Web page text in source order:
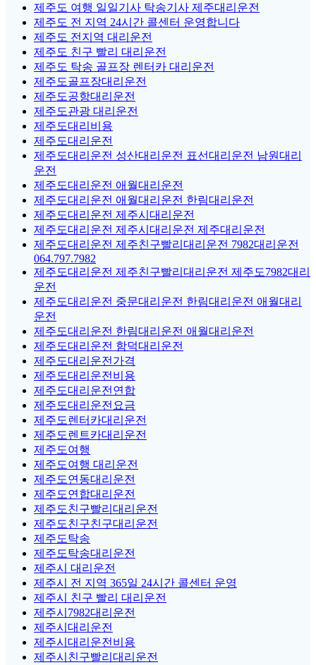
제주도 여행 일일기사 탁송기사 제주대리운전
제주도 전 지역 24시간 콜센터 운영합니다
제주도 전지역 대리운전
제주도 친구 빨리 대리운전
제주도 탁송 골프장 렌터카 대리운전
제주도골프장대리운전
제주도공항대리운전
제주도관광 대리운전
제주도대리비용
제주도대리운전
제주도대리운전 성산대리운전 표선대리운전 남원대리
운전
제주도대리운전 애월대리운전
제주도대리운전 애월대리운전 한림대리운전
제주도대리운전 제주시대리운전
제주도대리운전 제주시대리운전 제주대리운전
제주도대리운전 제주친구빨리대리운전 7982대리운전
064.797.7982
제주도대리운전 제주친구빨리대리운전 제주도7982대리
운전
제주도대리운전 중문대리운전 한림대리운전 애월대리
운전
제주도대리운전 한림대리운전 애월대리운전
제주도대리운전 함덕대리운전
제주도대리운전가격
제주도대리운전비용
제주도대리운전연합
제주도대리운전요금
제주도렌터카대리운전
제주도렌트카대리운전
제주도여행
제주도여행 대리운전
제주도연동대리운전
제주도연합대리운전
제주도친구빨리대리운전
제주도친구친구대리운전
제주도탁송
제주도탁송대리운전
제주시 대리운전
제주시 전 지역 365일 24시간 콜센터 운영
제주시 친구 빨리 대리운전
제주시7982대리운전
제주시대리운전
제주시대리운전비용
제주시친구빨리대리운전